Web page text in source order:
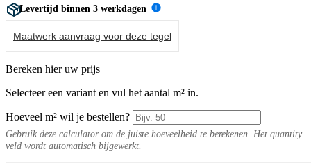
Levertijd binnen 3 werkdagen i
Maatwerk aanvraag voor deze tegel
Bereken hier uw prijs
Selecteer een variant en vul het aantal m² in.
Hoeveel m² wil je bestellen?
Gebruik deze calculator om de juiste hoeveelheid te berekenen. Het quantity
veld wordt automatisch bijgewerkt.